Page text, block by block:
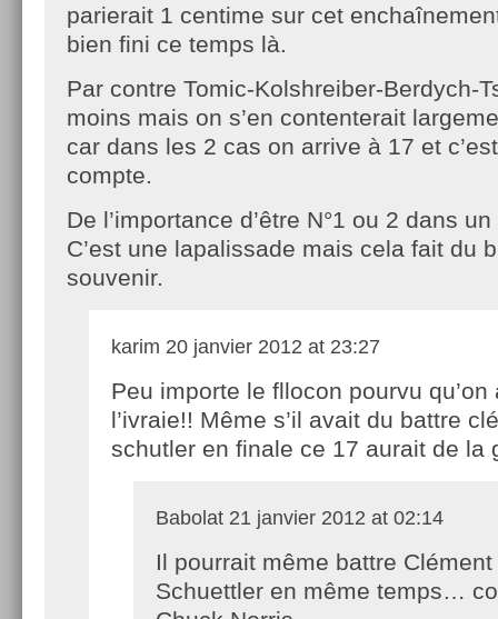
parierait 1 centime sur cet
bien fini ce temps là.
Par contre Tomic-Kolshreiber-Berdych-
moins mais on s’en contenterait
car dans les 2 cas on arrive à 17 et
compte.
De l’importance d’être N°1 ou 2 dans
C’est une lapalissade mais cela fait du
souvenir.
karim 20 janvier 2012 at 23:27
Peu importe le fllocon pourvu qu’on
l’ivraie!! Même s’il avait du battre
schutler en finale ce 17 aurait de la
Babolat 21 janvier 2012 at 02:14
Il pourrait même battre Clément
Schuettler en même temps…